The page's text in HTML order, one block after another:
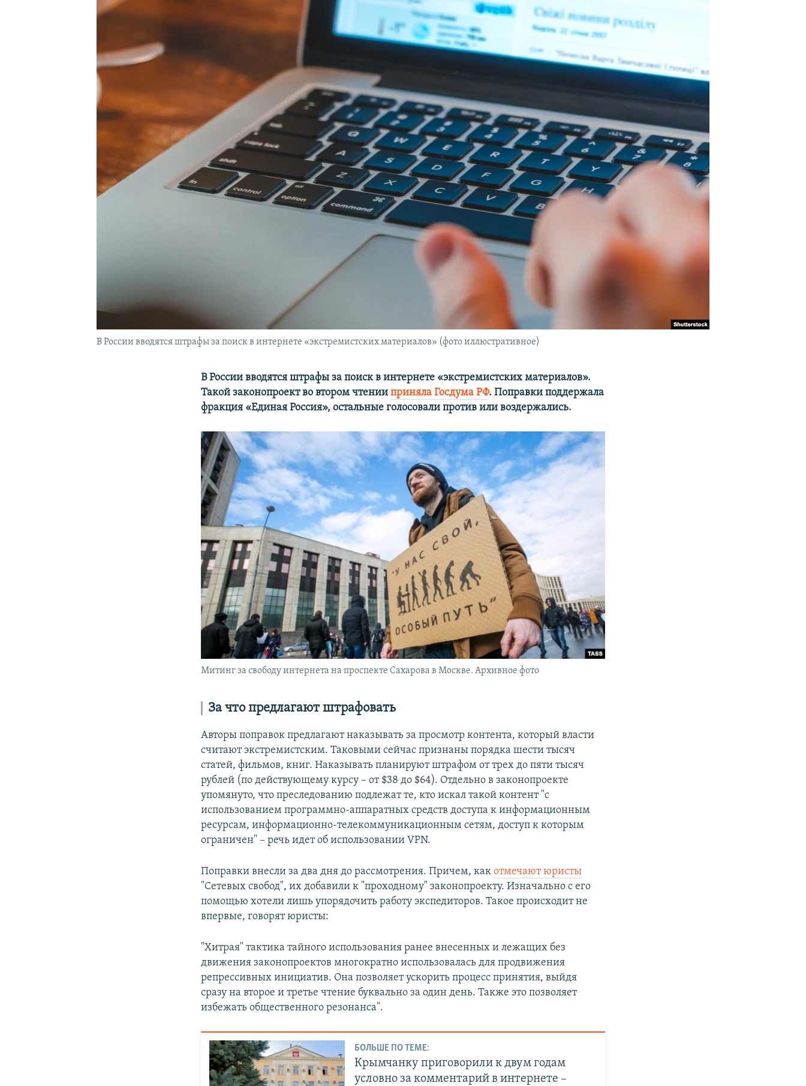
УКРАИНСКАЯ ПРОБЛЕМА КРЫМА
В России вводятся штрафы за поиск в интернете «экстремистских материалов» (фото иллюстративное)
В России вводятся штрафы за поиск в интернете «экстремистских материалов».
Такой законопроект во втором чтенииприняла Госдума РФ. Поправки поддержала
фракция «Единая Россия», остальные голосовали против или воздержались.
Митинг за свободу интернета на проспекте Сахарова в Москве. Архивное фото
За что предлагают штрафовать
Авторы поправок предлагают наказывать за просмотр контента, который власти
считают экстремистским. Таковыми сейчас признаны порядка шести тысяч
статей, фильмов, книг. Наказывать планируют штрафом от трех до пяти тысяч
рублей (по действующему курсу – от $38 до $64). Отдельно в законопроекте
упомянуто, что преследованию подлежат те, кто искал такой контент "с
использованием программно-аппаратных средств доступа к информационным
ресурсам, информационно-телекоммуникационным сетям, доступ к которым
ограничен" – речь идет об использовании VPN.
Поправки внесли за два дня до рассмотрения. Причем, какотмечают юристы
"Сетевых свобод", их добавили к "проходному" законопроекту. Изначально с его
помощью хотели лишь упорядочить работу экспедиторов. Такое происходит не
впервые, говорят юристы:
"Хитрая" тактика тайного использования ранее внесенных и лежащих без
движения законопроектов многократно использовалась для продвижения
репрессивных инициатив. Она позволяет ускорить процесс принятия, выйдя
сразу на второе и третье чтение буквально за один день. Также это позволяет
избежать общественного резонанса".
БОЛЬШЕ ПО ТЕМЕ:
Крымчанку приговорили к двум годам
условно за комментарий в интернете –